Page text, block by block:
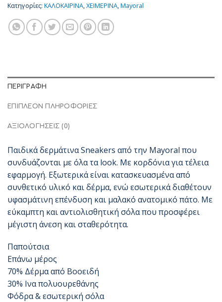
Κατηγορίες: ΚΑΛΟΚΑΙΡΙΝΑ ΧΕΙΜΕΡΙΝΑ Mayoral
ΠΕΡΙΓΡΑΦΉ
ΕΠΙΠΛΈΟΝ ΠΛΗΡΟΦΟΡΊΕΣ
ΑΞΙΟΛΟΓΉΣΕΙΣ (0)
Παιδικά δερμάτινα Sneakers από την Mayoral που
συνδυάζονται με όλα τα look. Με κορδόνια για τέλεια
εφαρμογή. Εξωτερικά είναι κατασκευασμένα από
συνθετικό υλικό και δέρμα, ενώ εσωτερικά διαθέτουν
υφασμάτινη επένδυση και μαλακό ανατομικό πάτο. Με
εύκαμπτη και αντιολισθητική σόλα που προσφέρει
μέγιστη άνεση και σταθερότητα.
Παπούτσια
Επάνω μέρος
70% Δέρμα από Βοοειδή
30% Ινα πολυουρεθάνης
Φόδρα & εσωτερική σόλα